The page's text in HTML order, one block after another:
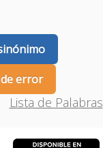
error
Lista de Palabras